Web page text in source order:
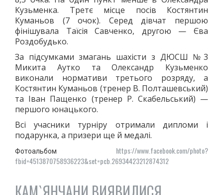
Кузьменка. Третє місце посів Костянтин
Куманьов (7 очок). Серед дівчат першою
фінішувала Таїсія Савченко, другою — Єва
Роздобудько.
За підсумками змагань шахісти з ДЮСШ №3
Микита Аутко та Олександр Кузьменко
виконали нормативи третього розряду, а
Костянтин Куманьов (тренер В. Полташевський)
та Іван Пащенко (тренер Р. Скабельський) —
першого юнацького.
Всі учасники турніру отримали дипломи і
подарунка, а призери ще й медалі.
Фотоальбом
https://www.facebook.com/photo?
fbid=4513870758936223&set=pcb.26934423212874312